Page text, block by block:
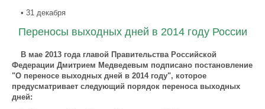
• 31 декабря
Переносы выходных дней в 2014 году России
В мае 2013 года главой Правительства Российской
Федерации Дмитрием Медведевым подписано постановление
"О переносе выходных дней в 2014 году", которое
предусматривает следующий порядок переноса выходных
дней: